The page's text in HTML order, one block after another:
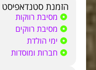
הזמנת סטנדאפיסט
מסיבת רווקות
מסיבת רווקים
ימי הולדת
חברות ומוסדות